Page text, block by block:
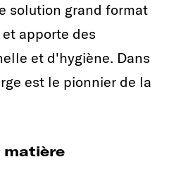
solution grand format
apporte des
et d'hygiène. Dans
est le pionnier de la
matière